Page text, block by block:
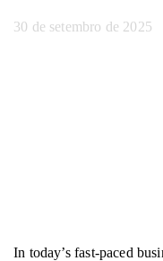
30 de setembro de 2025
In today’s fast-paced